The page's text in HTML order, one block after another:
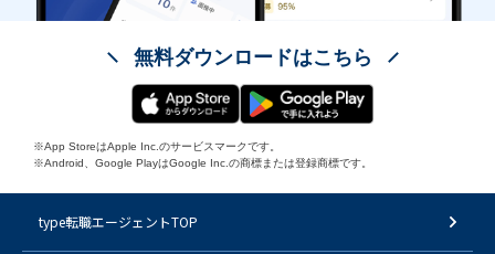
無料ダウンロードはこちら
※App StoreはApple Inc.のサービスマークです。
※Android、Google PlayはGoogle Inc.の商標または登録商標です。
type転職エージェントTOP